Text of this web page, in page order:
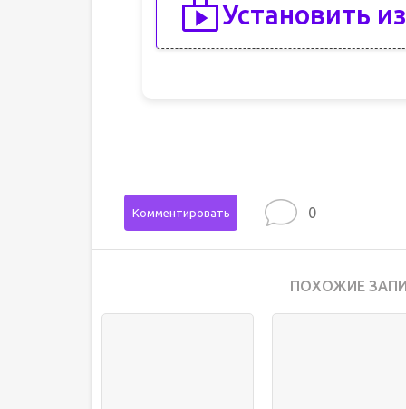
Установить
Комментировать 0
ПОХОЖИЕ